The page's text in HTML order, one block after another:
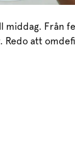
middag. Från
Redo att